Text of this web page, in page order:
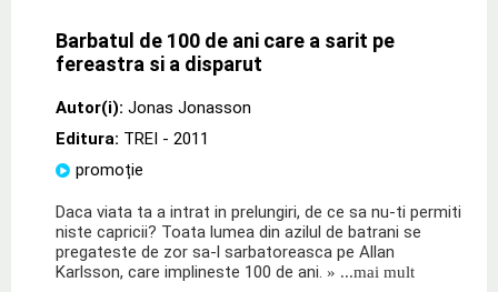
Barbatul de 100 de ani care a sarit pe
fereastra si a disparut
Autor(i): Jonas Jonasson
Editura: TREI - 2011
promoție
Daca viata ta a intrat in prelungiri, de ce sa nu-ti permiti
niste capricii? Toata lumea din azilul de batrani se
pregateste de zor sa-l sarbatoreasca pe Allan
Karlsson, care implineste 100 de ani. » ...mai mult